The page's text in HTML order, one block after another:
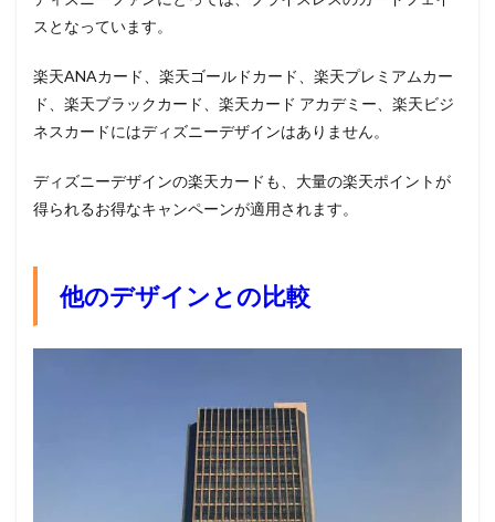
スとなっています。
楽天ANAカード、楽天ゴールドカード、楽天プレミアムカー
ド、楽天ブラックカード、楽天カード アカデミー、楽天ビジ
ネスカードにはディズニーデザインはありません。
ディズニーデザインの楽天カードも、大量の楽天ポイントが
得られるお得なキャンペーンが適用されます。
他のデザインとの比較